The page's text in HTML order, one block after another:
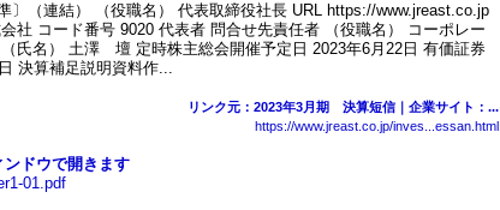
〕（連結） （役職名） 代表取締役社長 URL https://www.jreast.co.jp
社 コード番号 9020 代表者 問合せ先責任者 （役職名） コーポレー
氏名） 土澤 壇 定時株主総会開催予定日 2023年6月22日 有価証券
決算補足説明資料作...
リンク元：2023年3月期 決算短信｜企業サイト：...
https://www.jreast.co.jp/inves...essan.html
ドウで開きます
01.pdf